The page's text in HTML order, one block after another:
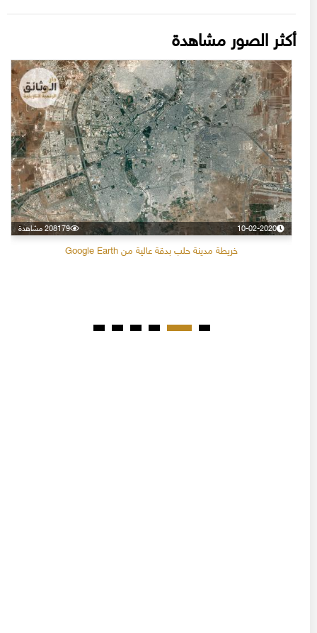
أكثر الصور مشاهدة
10-02-2020 208179 مشاهدة
خريطة مدينة حلب بدقة عالية من Google Earth